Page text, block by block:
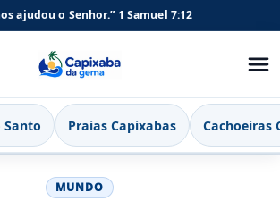
ajudou o Senhor.” 1 Samuel 7:12
Capixaba da Gema
Santo Praias Capixabas Cachoeiras
MUNDO